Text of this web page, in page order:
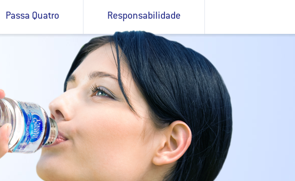
Passa Quatro Responsabilidade